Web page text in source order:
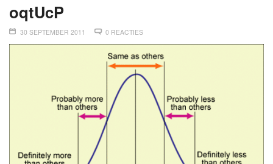
oqtUcP
30 SEPTEMBER 2011 0 REACTIES